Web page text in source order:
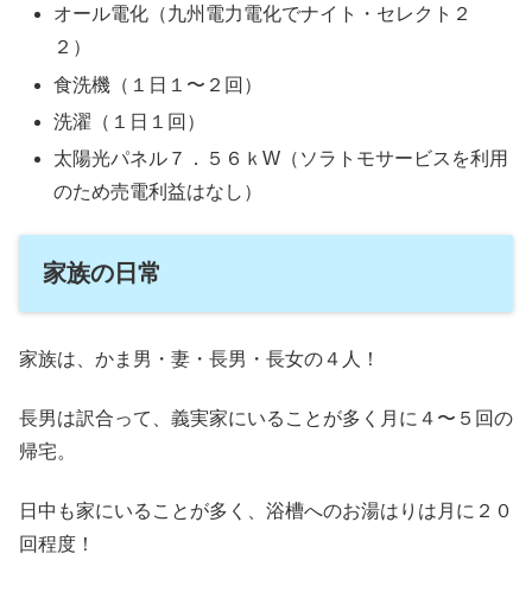
オール電化（九州電力電化でナイト・セレクト２
２）
食洗機（１日１〜２回）
洗濯（１日１回）
太陽光パネル７．５６ｋW（ソラトモサービスを利用
のため売電利益はなし）
家族の日常
家族は、かま男・妻・長男・長女の４人！
長男は訳合って、義実家にいることが多く月に４〜５回の
帰宅。
日中も家にいることが多く、浴槽へのお湯はりは月に２０
回程度！